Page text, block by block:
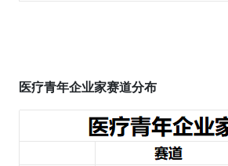
医疗青年企业家赛道分布